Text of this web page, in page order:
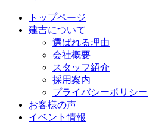
トップページ
建吉について
選ばれる理由
会社概要
スタッフ紹介
採⽤案内
プライバシーポリシー
お客様の声
イベント情報